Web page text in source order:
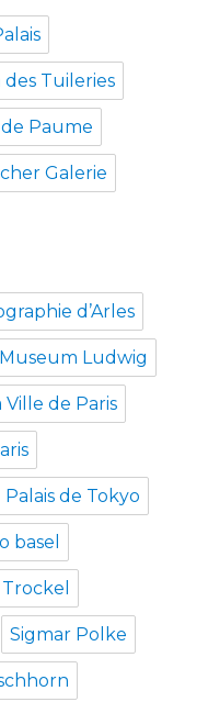
des Tuileries
Paume
Galerie
d’Arles
Museum Ludwig
de Paris
Palais de Tokyo
basel
Sigmar Polke